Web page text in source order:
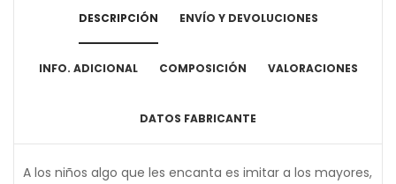
DESCRIPCIÓN ENVÍO Y DEVOLUCIONES
INFO. ADICIONAL COMPOSICIÓN VALORACIONES
DATOS FABRICANTE
A los niños algo que les encanta es imitar a los mayores,